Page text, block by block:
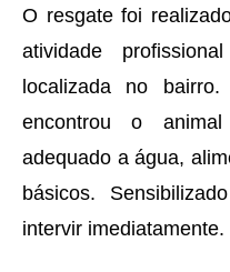
O resgate foi
atividade
localizada no
encontrou o
adequado a água,
básicos.
intervir imediatamente.